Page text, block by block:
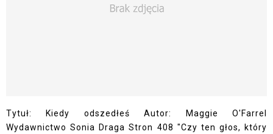
Tytuł: Kiedy odszedłeś Autor: Maggie O'Farrel
Wydawnictwo Sonia Draga Stron 408 "Czy ten głos, który